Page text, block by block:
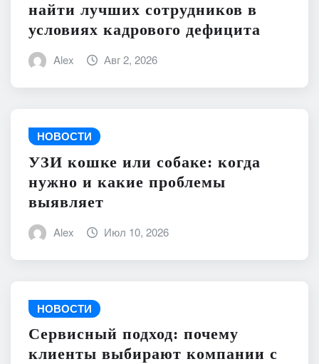
найти лучших сотрудников в
условиях кадрового дефицита
Alex Авг 2, 2026
НОВОСТИ
УЗИ кошке или собаке: когда
нужно и какие проблемы
выявляет
Alex Июл 10, 2026
НОВОСТИ
Сервисный подход: почему
клиенты выбирают компании с